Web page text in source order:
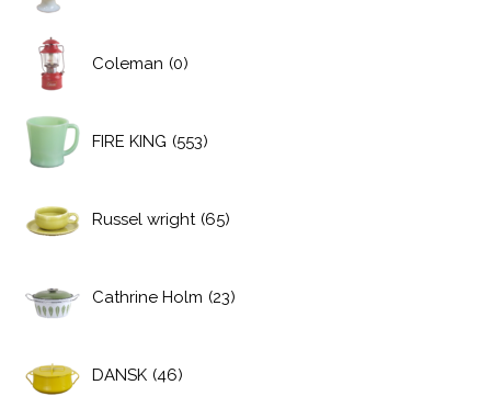
Coleman (0)
FIRE KING (553)
Russel wright (65)
Cathrine Holm (23)
DANSK (46)